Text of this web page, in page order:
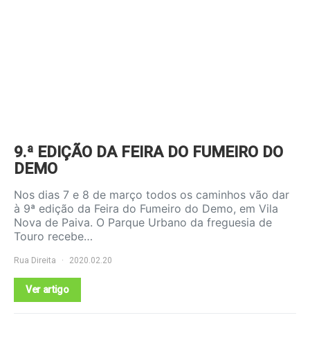
9.ª EDIÇÃO DA FEIRA DO FUMEIRO DO
DEMO
Nos dias 7 e 8 de março todos os caminhos vão dar
à 9ª edição da Feira do Fumeiro do Demo, em Vila
Nova de Paiva. O Parque Urbano da freguesia de
Touro recebe…
Rua Direita 2020.02.20
Ver artigo